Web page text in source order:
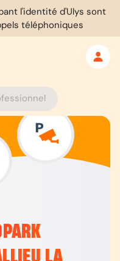
l'identité d'Ulys sont
téléphoniques